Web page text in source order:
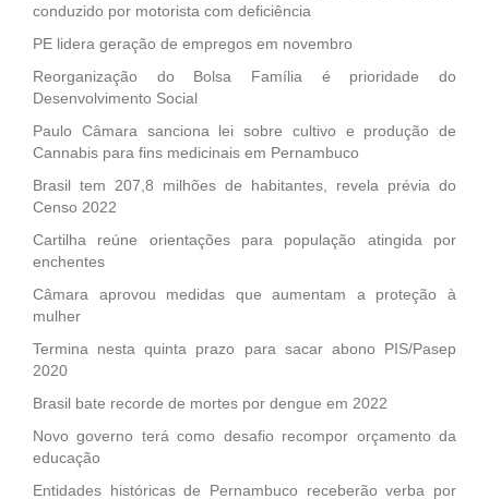
conduzido por motorista com deficiência
PE lidera geração de empregos em novembro
Reorganização do Bolsa Família é prioridade do
Desenvolvimento Social
Paulo Câmara sanciona lei sobre cultivo e produção de
Cannabis para fins medicinais em Pernambuco
Brasil tem 207,8 milhões de habitantes, revela prévia do
Censo 2022
Cartilha reúne orientações para população atingida por
enchentes
Câmara aprovou medidas que aumentam a proteção à
mulher
Termina nesta quinta prazo para sacar abono PIS/Pasep
2020
Brasil bate recorde de mortes por dengue em 2022
Novo governo terá como desafio recompor orçamento da
educação
Entidades históricas de Pernambuco receberão verba por